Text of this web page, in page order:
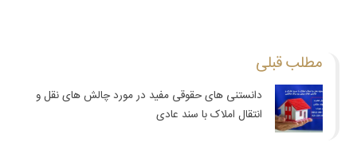
مطلب قبلی
دانستنی های حقوقی مفید در مورد چالش های نقل و
انتقال املاک با سند عادی